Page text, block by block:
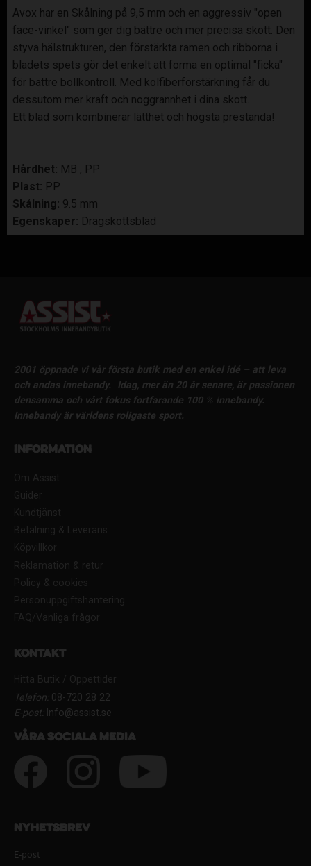
Avox har en Skålning på 9,5 mm och en aggressiv "open
face-vinkel" som ger dig bättre och mer precisa skott. Den
styva hälstrukturen, den förstärkta ramen och ribborna i
bladets spets gör det enkelt att forma en optimal "ficka"
för bättre bollkontroll. Med kolfiberförstärkning får du
dessutom mer kraft och noggrannhet i dina skott.
Ett blad som kombinerar lätthet och högsta prestanda!
Hårdhet: MB , PP
Plast: PP
Skålning: 9.5 mm
Egenskaper: Dragskottsblad
2001 öppnade vi vår första butik med en enkel idé – att leva
och andas innebandy.
Idag, mer än 20 år senare, är passionen
densamma och vårt fokus fortfarande 100 % innebandy.
Innebandy är världens roligaste sport.
Information
Om Assist
Guider
Kundtjänst
Betalning & Leverans
Köpvillkor
Reklamation & retur
Policy & cookies
Personuppgiftshantering
FAQ/Vanliga frågor
Kontakt
Hitta Butik / Öppettider
Telefon:08-720 28 22
E-post:Info@assist.se
Våra sociala media
Nyhetsbrev
E-post